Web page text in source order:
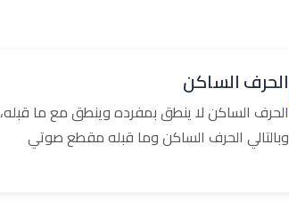
الحرف الساكن
الحرف الساكن لا ينطق بمفرده وينطق مع ما قبله،
وبالتالي الحرف الساكن وما قبله مقطع صوتي